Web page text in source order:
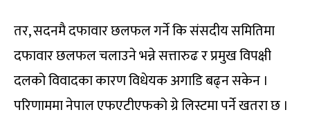
तर, सदनमै दफावार छलफल गर्ने कि संसदीय समितिमा
दफावार छलफल चलाउने भन्ने सत्तारुढ र प्रमुख विपक्षी
दलको विवादका कारण विधेयक अगाडि बढ्न सकेन ।
परिणाममा नेपाल एफएटीएफको ग्रे लिस्टमा पर्ने खतरा छ ।